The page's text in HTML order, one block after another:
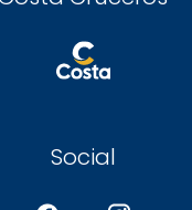
Social